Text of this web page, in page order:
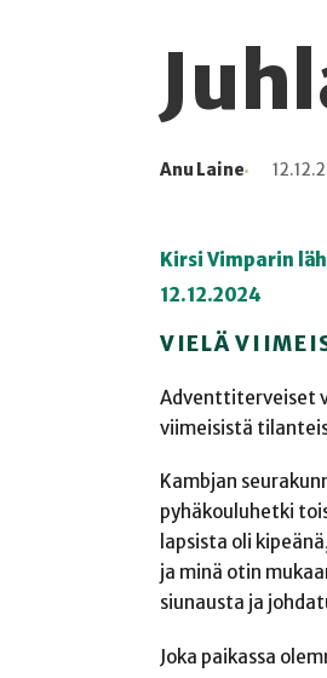
Kirjoittaja
Anu Laine
Julkaistu
Lukuaika
Lukukertoja
Kirsi Vimparin
12.12.2024
VIELÄ
Adventtiterveiset
viimeisistä
Kambjan
pyhäkouluhetki
lapsista oli
ja minä otin
siunausta ja
Joka paikassa